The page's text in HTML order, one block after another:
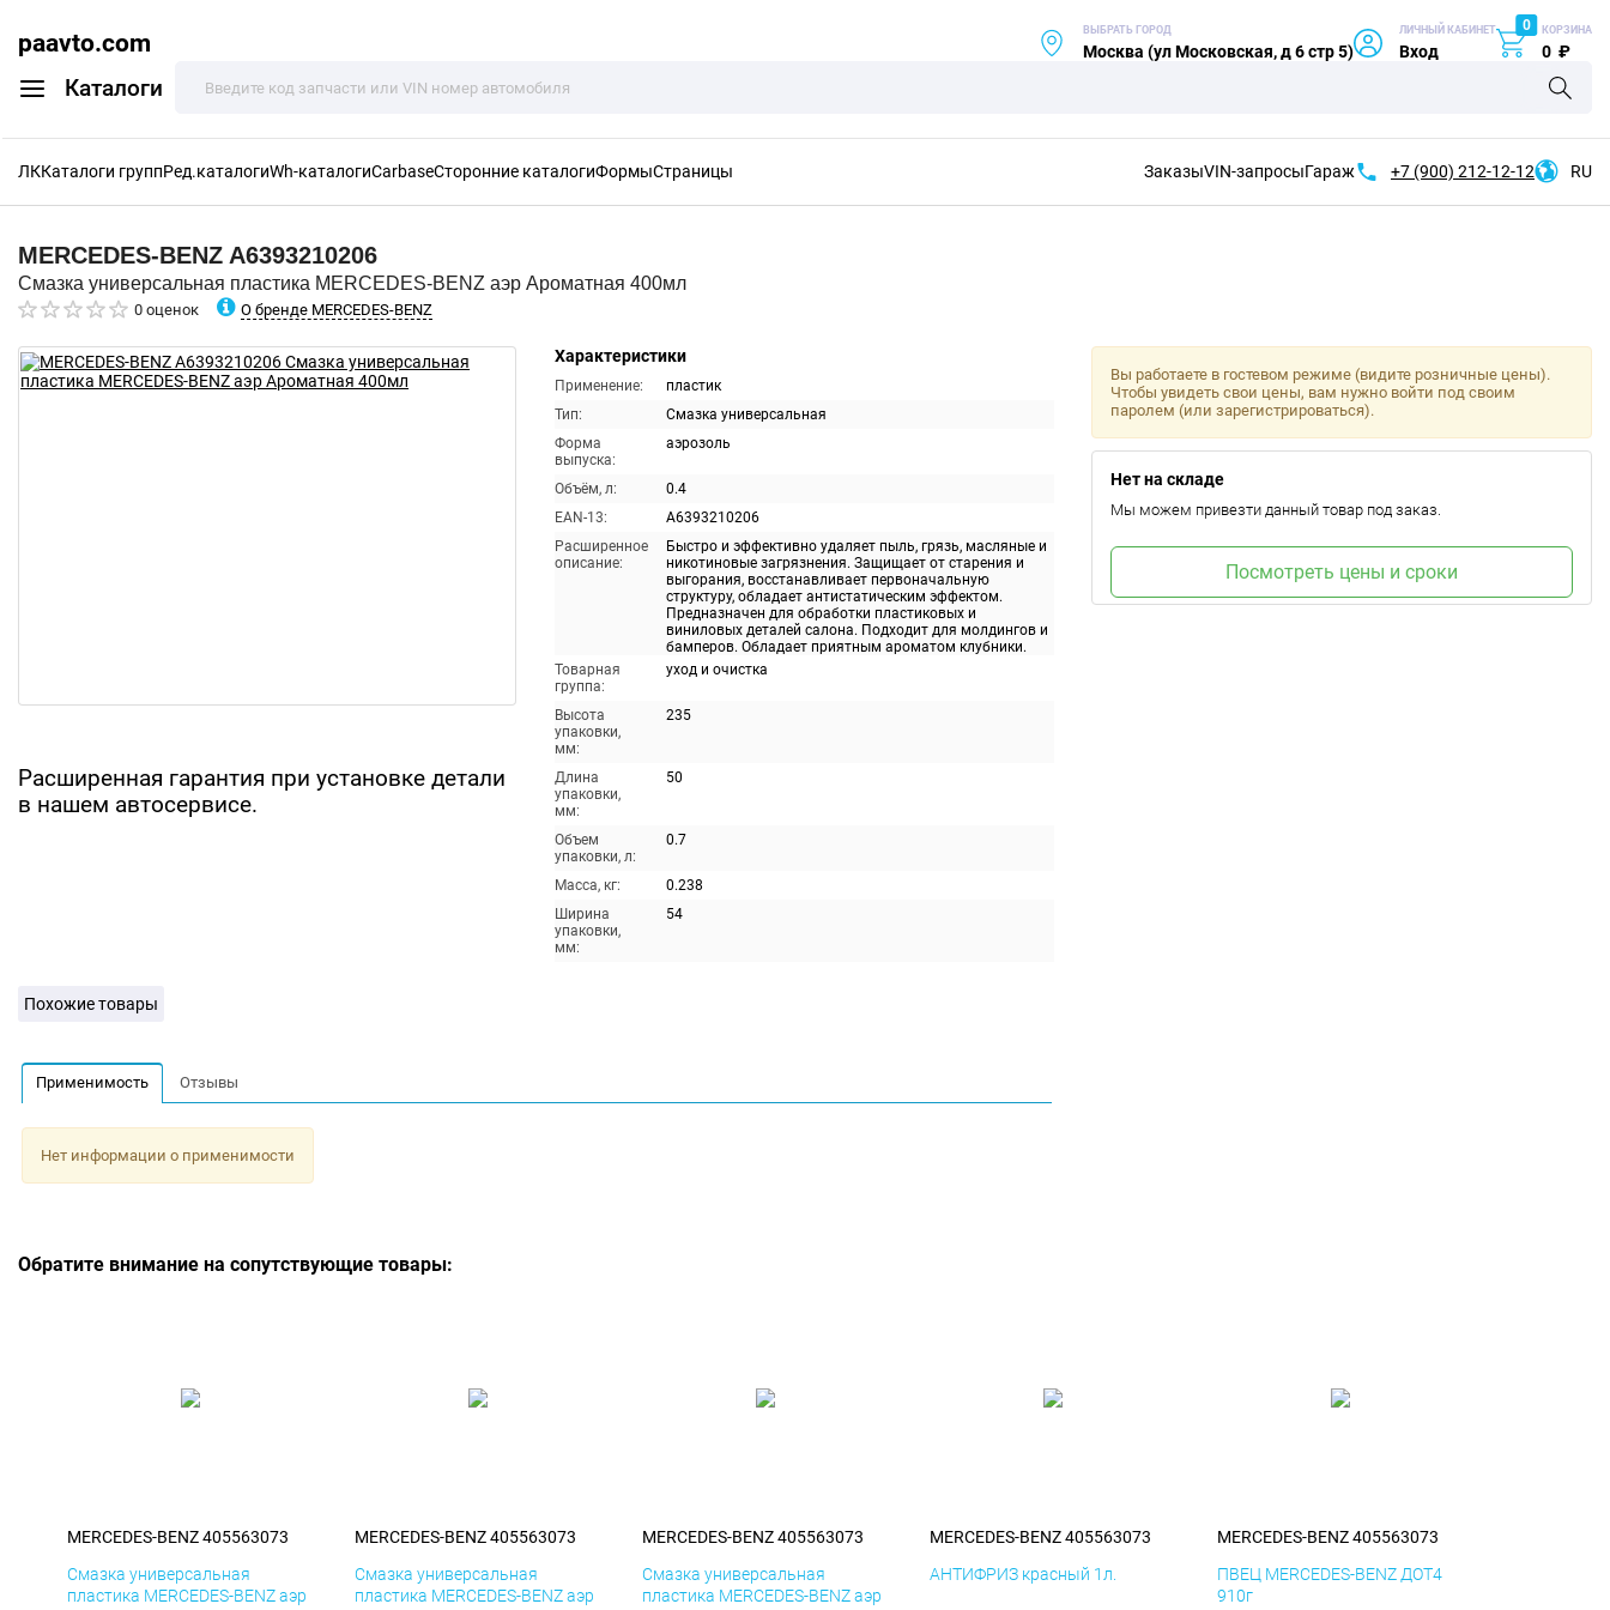
paavto.com
Каталоги
ВЫБРАТЬ ГОРОД
Москва (ул Московская, д 6 стр 5)
ЛИЧНЫЙ КАБИНЕТ
Вход
0 КОРЗИНА
0 ₽
ЛККаталоги группРед.каталогиWh-каталогиCarbaseСторонние каталогиФормыСтраницы ЗаказыVIN-запросыГараж +7 (900) 212-12-12 RU
MERCEDES-BENZ A6393210206
Смазка универсальная пластика MERCEDES-BENZ аэр Ароматная 400мл
0 оценок О бренде MERCEDES-BENZ
Расширенная гарантия при установке детали
в нашем автосервисе.
Характеристики
Применение:
пластик
Тип:
Смазка универсальная
Форма
выпуска:
аэрозоль
Объём, л:
0.4
EAN-13:
A6393210206
Расширенное
описание:
Быстро и эффективно удаляет пыль, грязь, масляные и
никотиновые загрязнения. Защищает от старения и
выгорания, восстанавливает первоначальную
структуру, обладает антистатическим эффектом.
Предназначен для обработки пластиковых и
виниловых деталей салона. Подходит для молдингов и
бамперов. Обладает приятным ароматом клубники.
Товарная
группа:
уход и очистка
Высота
упаковки,
мм:
235
Длина
упаковки,
мм:
50
Объем
упаковки, л:
0.7
Масса, кг:
0.238
Ширина
упаковки,
мм:
54
Вы работаете в гостевом режиме (видите розничные цены).
Чтобы увидеть свои цены, вам нужно войти под своим
паролем (или зарегистрироваться).
Нет на складе
Мы можем привезти данный товар под заказ.
Посмотреть цены и сроки
Похожие товары
Применимость Отзывы
Нет информации о применимости
Обратите внимание на сопутствующие товары:
MERCEDES-BENZ 405563073
Смазка универсальная
пластика MERCEDES-BENZ аэр
MERCEDES-BENZ 405563073
Смазка универсальная
пластика MERCEDES-BENZ аэр
MERCEDES-BENZ 405563073
Смазка универсальная
пластика MERCEDES-BENZ аэр
MERCEDES-BENZ 405563073
АНТИФРИЗ красный 1л.
MERCEDES-BENZ 405563073
ПВЕЦ MERCEDES-BENZ ДОТ4
910г